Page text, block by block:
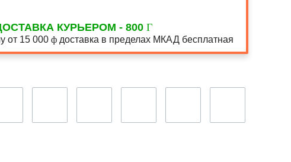
КУРЬЕРОМ - 800
от 15 000 доставка в пределах МКАД бесплатная